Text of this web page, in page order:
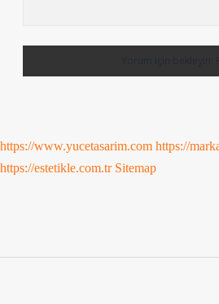
https://www.yucetasarim.com https://
https://estetikle.com.tr Sitemap